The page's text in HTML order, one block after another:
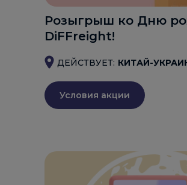
Розыгрыш ко Дню
DiFFreight!
ДЕЙСТВУЕТ: КИТАЙ-
Условия акции